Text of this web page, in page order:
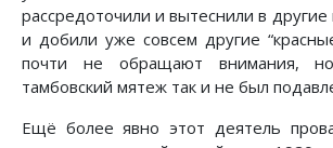
рассредоточили и вытеснили в другие
и добили уже совсем другие
почти не обращают внимания,
тамбовский мятеж так и не был
Ещё более явно этот деятель